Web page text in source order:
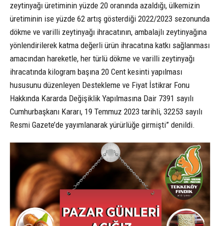
zeytinyağı üretiminin yüzde 20 oranında azaldığı, ülkemizin
üretiminin ise yüzde 62 artış gösterdiği 2022/2023 sezonunda
dökme ve varilli zeytinyağı ihracatının, ambalajlı zeytinyağına
yönlendirilerek katma değerli ürün ihracatına katkı sağlanması
amacından hareketle, her türlü dökme ve varilli zeytinyağı
ihracatında kilogram başına 20 Cent kesinti yapılması
hususunu düzenleyen Destekleme ve Fiyat İstikrar Fonu
Hakkında Kararda Değişiklik Yapılmasına Dair 7391 sayılı
Cumhurbaşkanı Kararı, 19 Temmuz 2023 tarihli, 32253 sayılı
Resmi Gazete’de yayımlanarak yürürlüğe girmişti” denildi.